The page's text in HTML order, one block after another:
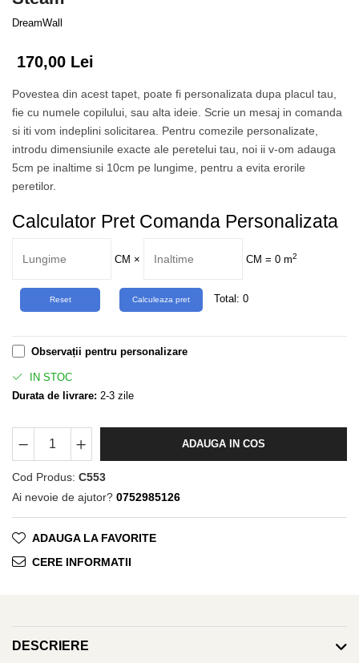
Watercolor
DreamWall
170,00 Lei
Povestea din acest tapet, poate fi personalizata dupa placul tau,
fie cu numele copilului, sau alta ideie. Scrie un mesaj in comanda
si iti vom indeplini solicitarea. Pentru comezile personalizate,
introdu dimensiunile exacte ale peretelui tau, noi ii v-om adauga
5cm pe inaltime si 10cm pe lungime, pentru a evita erorile
peretilor.
Calculator Pret Comanda Personalizata
CM × CM = 0 m2
Total: 0
Observații pentru personalizare
IN STOC
Durata de livrare: 2-3 zile
ADAUGA IN COS
Cod Produs: C553
Ai nevoie de ajutor? 0752985126
ADAUGA LA FAVORITE
CERE INFORMATII
DESCRIERE